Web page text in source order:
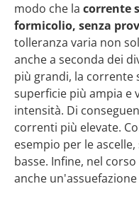
modo che la corrente
formicolio, senza
tolleranza varia non
anche a seconda dei
più grandi, la corrente
superficie più ampia e
intensità. Di
correnti più elevate.
esempio per le
basse. Infine, nel
anche